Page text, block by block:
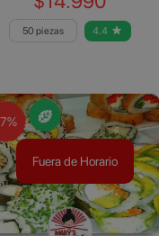
50 piezas 4.4
Fuera de Horario